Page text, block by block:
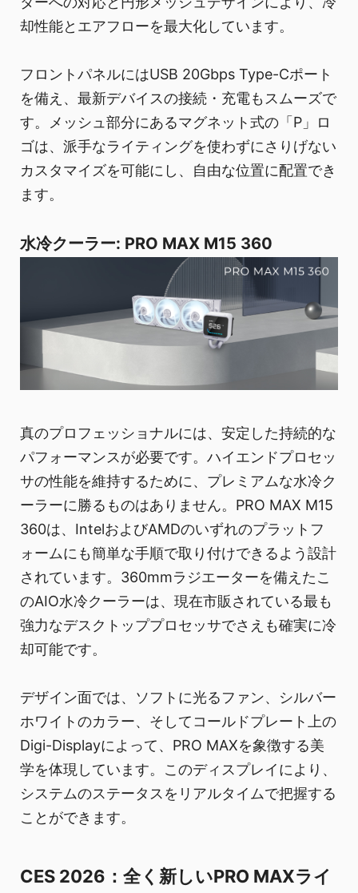
却性能とエアフローを最大化しています。
フロントパネルにはUSB 20Gbps Type-Cポート
を備え、最新デバイスの接続・充電もスムーズで
す。メッシュ部分にあるマグネット式の「P」ロ
ゴは、派手なライティングを使わずにさりげない
カスタマイズを可能にし、自由な位置に配置でき
ます。
水冷クーラー: PRO MAX M15 360
真のプロフェッショナルには、安定した持続的な
パフォーマンスが必要です。ハイエンドプロセッ
サの性能を維持するために、プレミアムな水冷ク
ーラーに勝るものはありません。PRO MAX M15
360は、IntelおよびAMDのいずれのプラットフ
ォームにも簡単な手順で取り付けできるよう設計
されています。360mmラジエーターを備えたこ
のAIO水冷クーラーは、現在市販されている最も
強力なデスクトッププロセッサでさえも確実に冷
却可能です。
デザイン面では、ソフトに光るファン、シルバー
ホワイトのカラー、そしてコールドプレート上の
Digi-Displayによって、PRO MAXを象徴する美
学を体現しています。このディスプレイにより、
システムのステータスをリアルタイムで把握する
ことができます。
CES 2026：全く新しいPRO MAXライ